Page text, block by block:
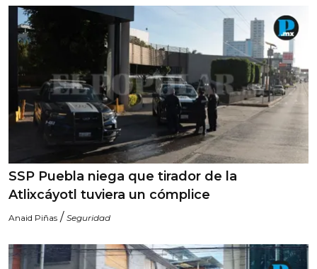
SSP Puebla niega que tirador de la
Atlixcáyotl tuviera un cómplice
Anaid Piñas / Seguridad